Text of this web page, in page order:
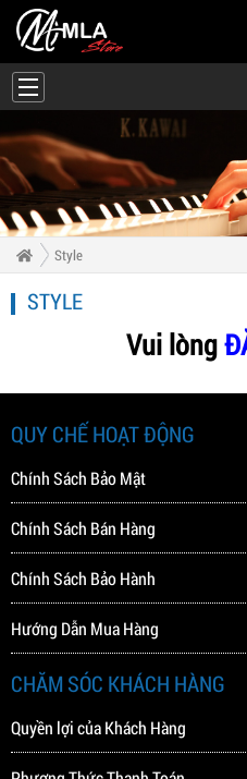
Style
STYLE
Vui lòng
QUY CHẾ HOẠT ĐỘNG
Chính Sách Bảo Mật
Chính Sách Bán Hàng
Chính Sách Bảo Hành
Hướng Dẫn Mua Hàng
CHĂM SÓC KHÁCH HÀNG
Quyền lợi của Khách Hàng